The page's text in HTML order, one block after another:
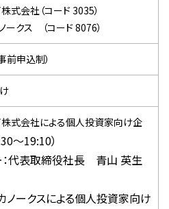
式会社（コード 3035）
クス （コード 8076）
前申込制）
式会社による個人投資家向け企
～19:10）
代表取締役社長 青山 英生
ークスによる個人投資家向け